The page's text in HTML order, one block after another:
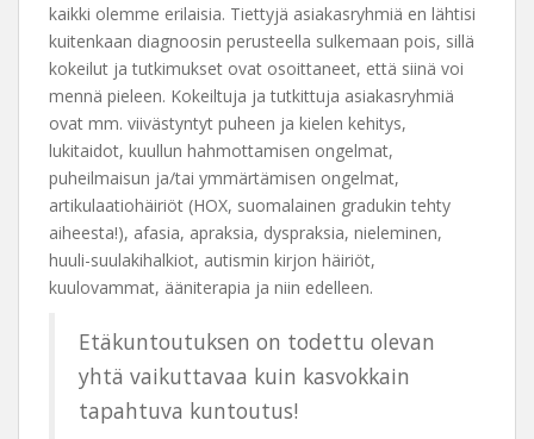
kaikki olemme erilaisia. Tiettyjä asiakasryhmiä en lähtisi
kuitenkaan diagnoosin perusteella sulkemaan pois, sillä
kokeilut ja tutkimukset ovat osoittaneet, että siinä voi
mennä pieleen. Kokeiltuja ja tutkittuja asiakasryhmiä
ovat mm. viivästyntyt puheen ja kielen kehitys,
lukitaidot, kuullun hahmottamisen ongelmat,
puheilmaisun ja/tai ymmärtämisen ongelmat,
artikulaatiohäiriöt (HOX, suomalainen gradukin tehty
aiheesta!), afasia, apraksia, dyspraksia, nieleminen,
huuli-suulakihalkiot, autismin kirjon häiriöt,
kuulovammat, ääniterapia ja niin edelleen.
Etäkuntoutuksen on todettu olevan
yhtä vaikuttavaa kuin kasvokkain
tapahtuva kuntoutus!